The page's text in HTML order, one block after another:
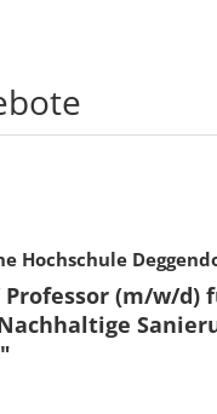
Hochschule
(m/w/d)